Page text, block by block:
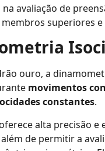
avaliação de
superiores
ouro, a
movimentos
constantes.
alta precisão e
de permitir a